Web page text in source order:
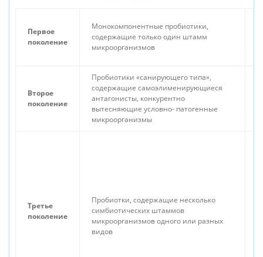
Первое
поколение
Монокомпонентные пробиотики,
содержащие только один штамм
микроорганизмов
Второе
поколение
Пробиотики «санирующего типа»,
содержащие самоэлименирующиеся
антагонисты, конкурентно
вытесняющие условно- патогенные
микроорганизмы
Третье
поколение
Пробиотки, содержащие несколько
симбиотических штаммов
микроорганизмов одного или разных
видов